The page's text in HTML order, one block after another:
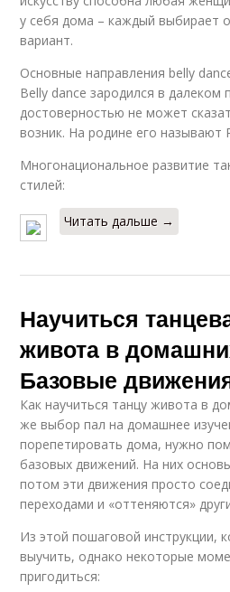
у себя дома – каждый выбирает
вариант.
Основные направления belly
Belly dance зародился в
достоверностью не может
возник. На родине его называют
Многонациональное развитие
стилей:
Читать дальше →
Научиться
живота в
Базовые
Как научиться танцу живота в
же выбор пал на домашнее
порепетировать дома, нужно
базовых движений. На них
потом эти движения просто
переходами и «оттеняются»
Из этой пошаговой инструкции,
выучить, однако некоторые
пригодиться: